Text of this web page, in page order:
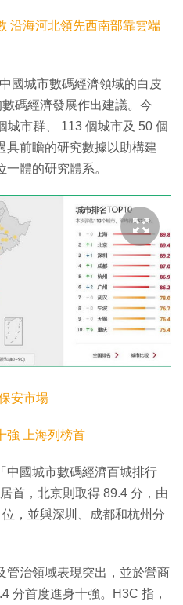
沿海河北領先西南部靠雲端
國城市數碼經濟領域的白皮
碼經濟發展作出建議。今
城市群、 113 個城市及 50 個
具前瞻的研究數據以助構建
一體的研究體系。
安市場
強 上海列榜首
中國城市數碼經濟百城排行
首，北京則取得 89.4 分，由
，並與深圳、成都和杭州分
管治領域表現突出，並於營商
分首度進身十強。H3C 指，